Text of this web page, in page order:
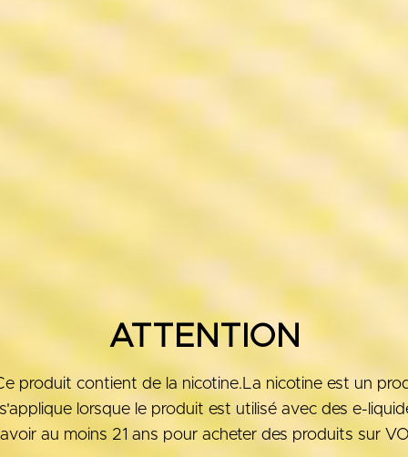
ATTENTION
produit contient de la nicotine.La nicotine est un
lorsque le produit est utilisé avec des e-
au moins 21 ans pour acheter des produits sur